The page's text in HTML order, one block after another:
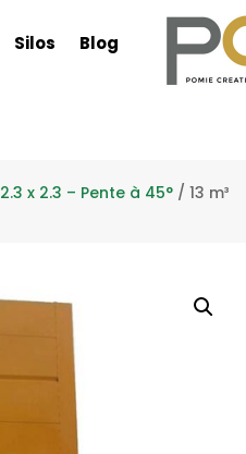
Silos Blog
2.3 x 2.3 – Pente à 45° / 13 m³